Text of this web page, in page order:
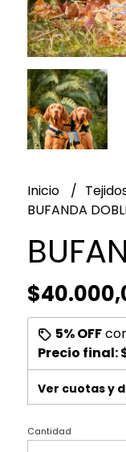
Inicio
BUFANDA
5% OFF
Precio final:
Ver cuotas y
Cantidad